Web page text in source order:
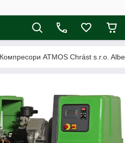
Компресори ATMOS Chrást s.r.o.